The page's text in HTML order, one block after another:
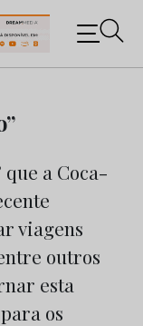
negócios do
que a Coca-
viagens
outros
esta
os